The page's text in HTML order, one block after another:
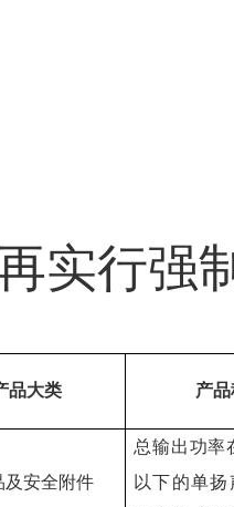
实行强
品大类 产
及安全附件
总输出功率
以下的单